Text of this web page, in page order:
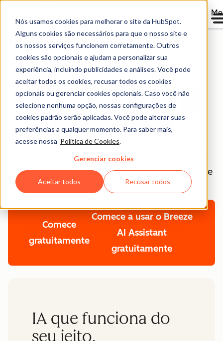
Nós usamos cookies para melhorar o site da HubSpot.
Alguns cookies são necessários para que o nosso site e
os nossos serviços funcionem corretamente. Outros
cookies são opcionais e ajudam a personalizar sua
experiência, incluindo publicidades e análises. Você pode
aceitar todos os cookies, recusar todos os cookies
opcionais ou gerenciar cookies opcionais. Caso você não
selecione nenhuma opção, nossas configurações de
cookies padrão serão aplicadas. Você pode alterar suas
preferências a qualquer momento. Para saber mais,
acesse nossa Política de Cookies.
Gerenciar cookies
Aceitar todos Recusar todos
Breeze Assistant
O especialista deIA
para cada um
O Breeze Assistant entende seu papel e suas
prioridades — ele trabalha junto com você na
HubSpot para oferecer orientações relevantes e
fazer as coisas acontecerem.
Comece
gratuitamente
Comece a usar o Breeze
AI Assistant
gratuitamente
IA que funciona do
seu jeito.